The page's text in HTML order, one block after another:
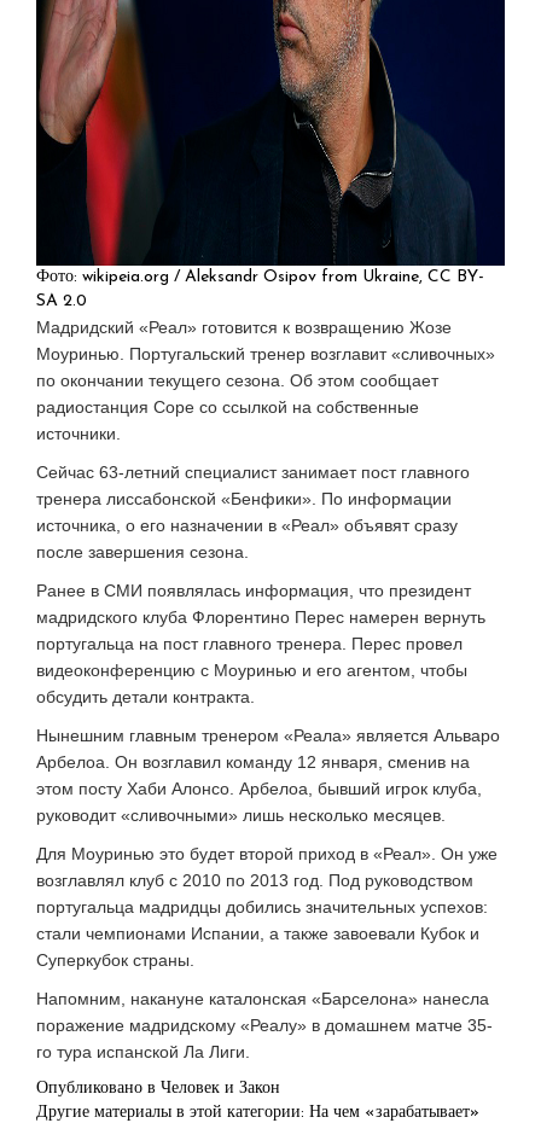
Фото: wikipeia.org / Aleksandr Osipov from Ukraine, CC BY-
SA 2.0
Мадридский «Реал» готовится к возвращению Жозе
Моуринью. Португальский тренер возглавит «сливочных»
по окончании текущего сезона. Об этом сообщает
радиостанция Cope со ссылкой на собственные
источники.
Сейчас 63-летний специалист занимает пост главного
тренера лиссабонской «Бенфики». По информации
источника, о его назначении в «Реал» объявят сразу
после завершения сезона.
Ранее в СМИ появлялась информация, что президент
мадридского клуба Флорентино Перес намерен вернуть
португальца на пост главного тренера. Перес провел
видеоконференцию с Моуринью и его агентом, чтобы
обсудить детали контракта.
Нынешним главным тренером «Реала» является Альваро
Арбелоа. Он возглавил команду 12 января, сменив на
этом посту Хаби Алонсо. Арбелоа, бывший игрок клуба,
руководит «сливочными» лишь несколько месяцев.
Для Моуринью это будет второй приход в «Реал». Он уже
возглавлял клуб с 2010 по 2013 год. Под руководством
португальца мадридцы добились значительных успехов:
стали чемпионами Испании, а также завоевали Кубок и
Суперкубок страны.
Напомним, накануне каталонская «Барселона» нанесла
поражение мадридскому «Реалу» в домашнем матче 35-
го тура испанской Ла Лиги.
Опубликовано в Человек и Закон
Другие материалы в этой категории: На чем «зарабатывает»